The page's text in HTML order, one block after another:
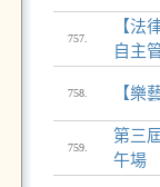
757.
【法
自主
758. 【樂
759.
第三
午場